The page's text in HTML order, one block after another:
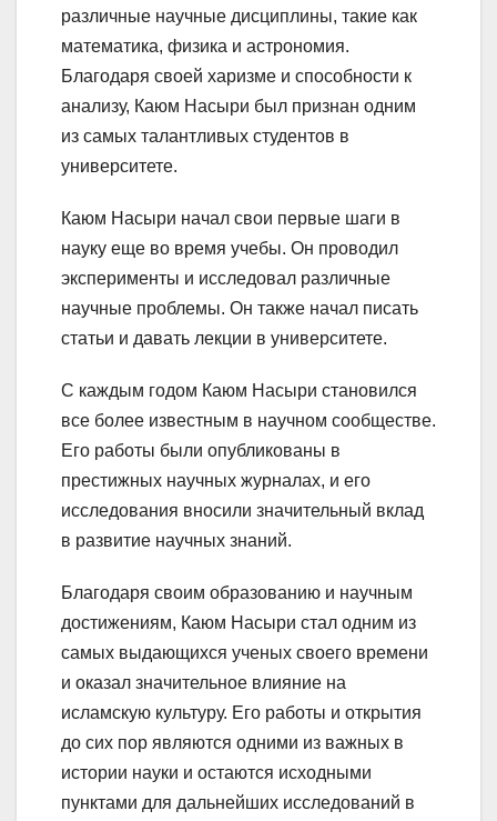
различные научные дисциплины, такие как
математика, физика и астрономия.
Благодаря своей харизме и способности к
анализу, Каюм Насыри был признан одним
из самых талантливых студентов в
университете.
Каюм Насыри начал свои первые шаги в
науку еще во время учебы. Он проводил
эксперименты и исследовал различные
научные проблемы. Он также начал писать
статьи и давать лекции в университете.
С каждым годом Каюм Насыри становился
все более известным в научном сообществе.
Его работы были опубликованы в
престижных научных журналах, и его
исследования вносили значительный вклад
в развитие научных знаний.
Благодаря своим образованию и научным
достижениям, Каюм Насыри стал одним из
самых выдающихся ученых своего времени
и оказал значительное влияние на
исламскую культуру. Его работы и открытия
до сих пор являются одними из важных в
истории науки и остаются исходными
пунктами для дальнейших исследований в